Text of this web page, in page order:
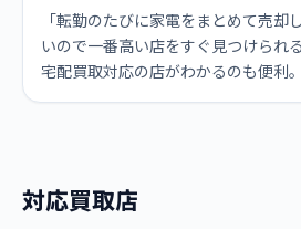
「転勤のたびに家電をまとめて売却
いので一番高い店をすぐ見つけられ
宅配買取対応の店がわかるのも便利。
対応買取店